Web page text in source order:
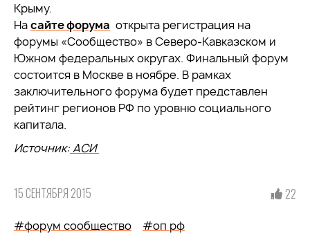
Крыму.
Насайте форума открыта регистрация на
форумы «Сообщество» в Северо-Кавказском и
Южном федеральных округах. Финальный форум
состоится в Москве в ноябре. В рамках
заключительного форума будет представлен
рейтинг регионов РФ по уровню социального
капитала.
Источник:АСИ
15 СЕНТЯБРЯ 2015 22
#форум сообщество
#оп рф